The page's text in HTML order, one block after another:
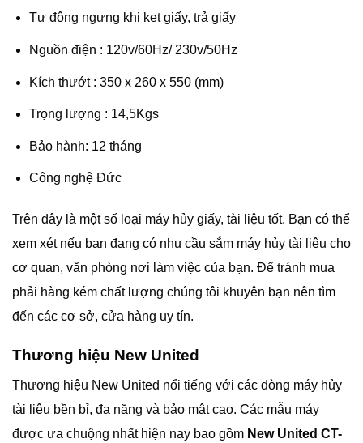
Tự động ngưng khi kẹt giấy, trả giấy
Nguồn điện : 120v/60Hz/ 230v/50Hz
Kích thướt : 350 x 260 x 550 (mm)
Trọng lượng : 14,5Kgs
Bảo hành: 12 tháng
Công nghệ Đức
Trên đây là một số loại máy hủy giấy, tài liệu tốt. Bạn có thể
xem xét nếu bạn đang có nhu cầu sắm máy hủy tài liệu cho
cơ quan, văn phòng nơi làm việc của bạn. Để tránh mua
phải hàng kém chất lượng chúng tôi khuyên bạn nên tìm
đến các cơ sở, cửa hàng uy tín.
Thương hiệu New United
Thương hiệu New United nổi tiếng với các dòng máy hủy
tài liệu bền bỉ, đa năng và bảo mật cao. Các mẫu máy
được ưa chuộng nhất hiện nay bao gồm New United CT-